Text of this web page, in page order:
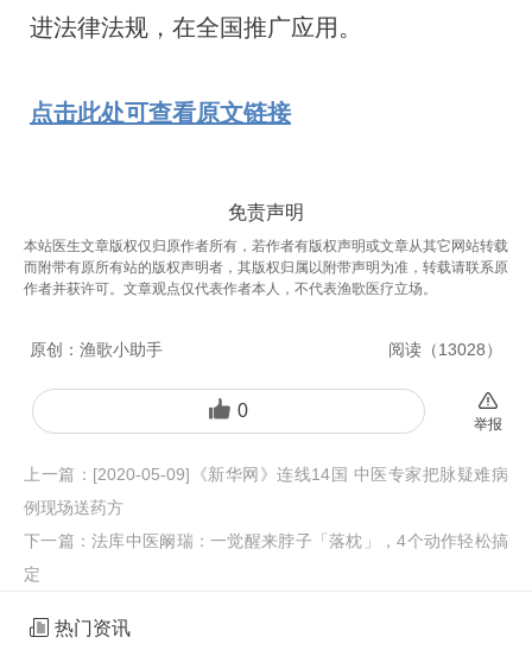
进法律法规，在全国推广应用。
点击此处可查看原文链接
免责声明
本站医生文章版权仅归原作者所有，若作者有版权声明或文章从其它网站转载
而附带有原所有站的版权声明者，其版权归属以附带声明为准，转载请联系原
作者并获许可。文章观点仅代表作者本人，不代表渔歌医疗立场。
原创： 渔歌小助手 阅读（13028）
0
举报
上一篇： [2020-05-09]《新华网》连线14国 中医专家把脉疑难病
例现场送药方
下一篇：法库中医阚瑞：一觉醒来脖子「落枕」，4个动作轻松搞
定
热门资讯